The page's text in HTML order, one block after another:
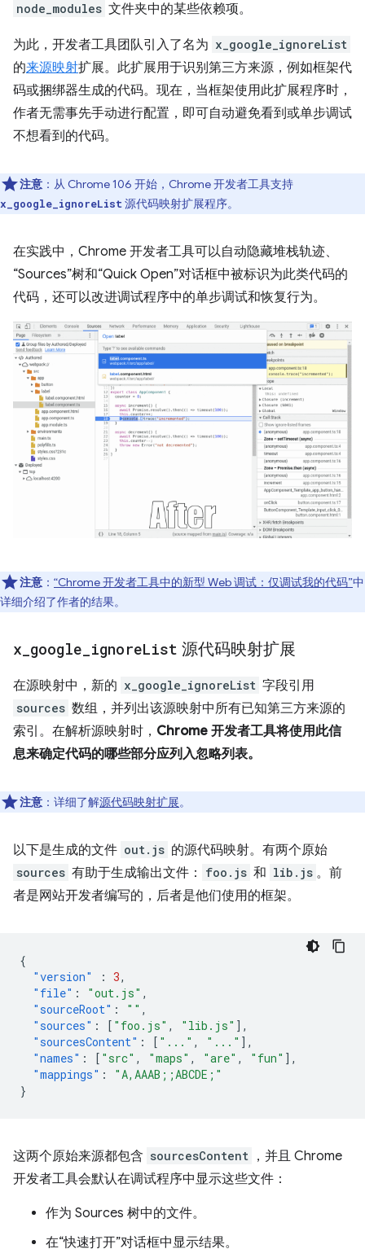
node_modules 文件夹中的某些依赖项。
为此，开发者工具团队引入了名为 x_google_ignoreList
的来源映射扩展。此扩展用于识别第三方来源，例如框架代
码或捆绑器生成的代码。现在，当框架使用此扩展程序时，
作者无需事先手动进行配置，即可自动避免看到或单步调试
不想看到的代码。
注意 ：从 Chrome 106 开始，Chrome 开发者工具支持
x_google_ignoreList 源代码映射扩展程序。
在实践中，Chrome 开发者工具可以自动隐藏堆栈轨迹、
“Sources”树和“Quick Open”对话框中被标识为此类代码的
代码，还可以改进调试程序中的单步调试和恢复行为。
注意 ： “Chrome 开发者工具中的新型 Web 调试：仅调试我的代码”中
详细介绍了作者的结果。
x google ignoreList 源代码映射扩展
在源映射中，新的 x_google_ignoreList 字段引用
sources 数组，并列出该源映射中所有已知第三方来源的
索引。在解析源映射时， Chrome 开发者工具将使用此信
息来确定代码的哪些部分应列入忽略列表。
注意 ：详细了解源代码映射扩展。
以下是生成的文件 out.js 的源代码映射。有两个原始
sources 有助于生成输出文件： foo.js 和 lib.js 。前
者是网站开发者编写的，后者是他们使用的框架。
{
"version"
: 3,
"file" : "out.js" ,
"sourceRoot" : "" ,
"sources" : [ "foo.js" , "lib.js" ],
"sourcesContent" : [ "..." , "..." ],
"names" : [ "src" , "maps" , "are" , "fun" ],
"mappings" :
"A,AAAB;;ABCDE;"
}
这两个原始来源都包含 sourcesContent
，并且 Chrome
开发者工具会默认在调试程序中显示这些文件：
作为 Sources 树中的文件。
在“快速打开”对话框中显示结果。